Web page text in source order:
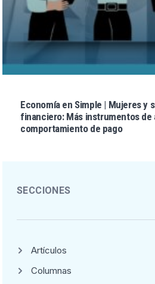
Economía en Simple | Mujeres y
financiero: Más instrumentos de
comportamiento de pago
SECCIONES
Artículos
Columnas